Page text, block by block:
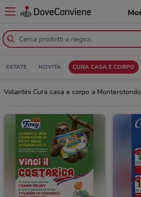
ESTATE NOVITÀ CURA CASA E CORPO
Volantini Cura casa e corpo a Monterotondo